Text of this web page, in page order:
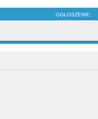
OGŁOSZENIE: